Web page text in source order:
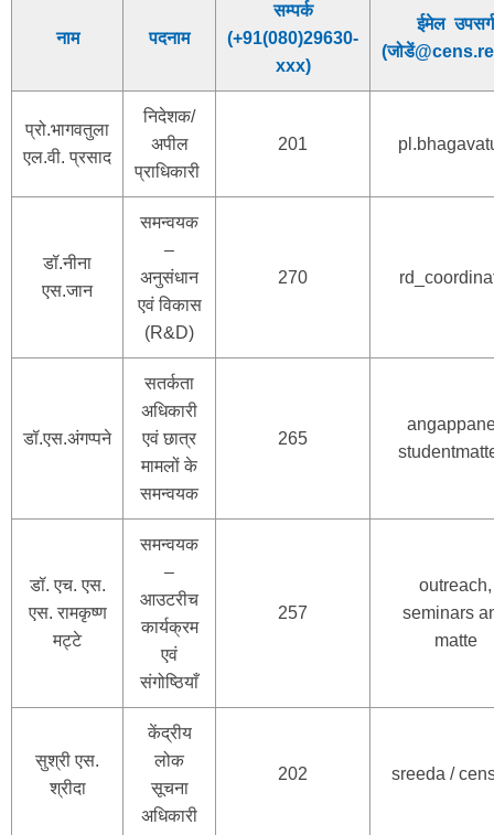
नाम पदनाम
सम्पर्क
(+91(080)29630-
xxx)
ईमेल उपसर्ग
प्रो.भागवतुला
एल.वी. प्रसाद
निदेशक/
अपील
प्राधिकारी
201
डॉ.नीना
एस.जान
समन्वयक
–
अनुसंधान
एवं विकास
(R&D)
270
डॉ.एस.अंगप्पने
सतर्कता
अधिकारी
एवं छात्र
मामलों के
समन्वयक
265
डॉ. एच. एस.
एस. रामकृष्ण
मट्टे
समन्वयक
–
आउटरीच
कार्यक्रम
एवं
संगोष्ठियाँ
257
outreach,
seminars
matte
सुश्री एस.
श्रीदा
केंद्रीय
लोक
सूचना
अधिकारी
202 sreeda /